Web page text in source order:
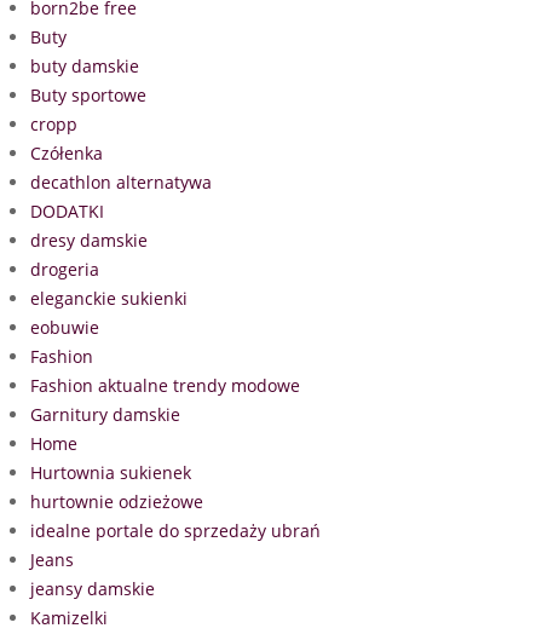
born2be free
Buty
buty damskie
Buty sportowe
cropp
Czółenka
decathlon alternatywa
DODATKI
dresy damskie
drogeria
eleganckie sukienki
eobuwie
Fashion
Fashion aktualne trendy modowe
Garnitury damskie
Home
Hurtownia sukienek
hurtownie odzieżowe
idealne portale do sprzedaży ubrań
Jeans
jeansy damskie
Kamizelki